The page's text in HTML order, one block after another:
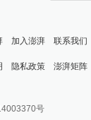
加入澎湃 联系我们
隐私政策 澎湃矩阵
澎湃新闻公众号
箱:
号